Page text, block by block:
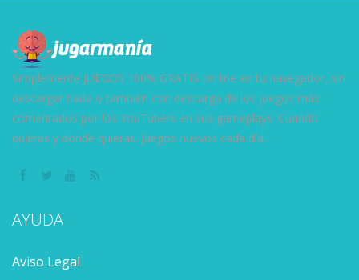
Simplemente JUEGOS 100% GRATIS on line en tu navegador, sin
descargar nada o también con descarga de los juegos más
comentados por los YouTubers en sus gameplays. Cuando
quieras y donde quieras. Juegos nuevos cada día.
AYUDA
Aviso Legal